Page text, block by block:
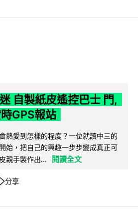
自製紙皮遙控巴士 門,
GPS報站
熱愛到怎樣的程度？一位就讀中三的
始，把自己的興趣一步步變成真正可
親手製作出...
閱讀全文
分享